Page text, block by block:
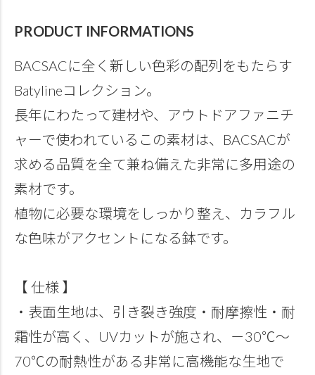
PRODUCT INFORMATIONS
BACSACに全く新しい色彩の配列をもたらす
Batylineコレクション。
長年にわたって建材や、アウトドアファニチ
ャーで使われているこの素材は、BACSACが
求める品質を全て兼ね備えた非常に多用途の
素材です。
植物に必要な環境をしっかり整え、カラフル
な色味がアクセントになる鉢です。
【 仕様 】
・表面生地は、引き裂き強度・耐摩擦性・耐
霜性が高く、UVカットが施され、－30℃～
70℃の耐熱性がある非常に高機能な生地で